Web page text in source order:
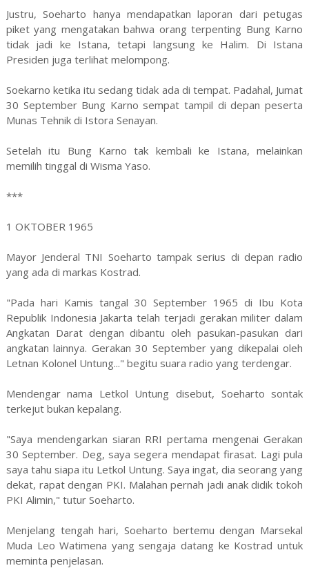
Justru, Soeharto hanya mendapatkan laporan dari petugas
piket yang mengatakan bahwa orang terpenting Bung Karno
tidak jadi ke Istana, tetapi langsung ke Halim. Di Istana
Presiden juga terlihat melompong.
Soekarno ketika itu sedang tidak ada di tempat. Padahal, Jumat
30 September Bung Karno sempat tampil di depan peserta
Munas Tehnik di Istora Senayan.
Setelah itu Bung Karno tak kembali ke Istana, melainkan
memilih tinggal di Wisma Yaso.
***
1 OKTOBER 1965
Mayor Jenderal TNI Soeharto tampak serius di depan radio
yang ada di markas Kostrad.
"Pada hari Kamis tangal 30 September 1965 di Ibu Kota
Republik Indonesia Jakarta telah terjadi gerakan militer dalam
Angkatan Darat dengan dibantu oleh pasukan-pasukan dari
angkatan lainnya. Gerakan 30 September yang dikepalai oleh
Letnan Kolonel Untung..." begitu suara radio yang terdengar.
Mendengar nama Letkol Untung disebut, Soeharto sontak
terkejut bukan kepalang.
"Saya mendengarkan siaran RRI pertama mengenai Gerakan
30 September. Deg, saya segera mendapat firasat. Lagi pula
saya tahu siapa itu Letkol Untung. Saya ingat, dia seorang yang
dekat, rapat dengan PKI. Malahan pernah jadi anak didik tokoh
PKI Alimin," tutur Soeharto.
Menjelang tengah hari, Soeharto bertemu dengan Marsekal
Muda Leo Watimena yang sengaja datang ke Kostrad untuk
meminta penjelasan.